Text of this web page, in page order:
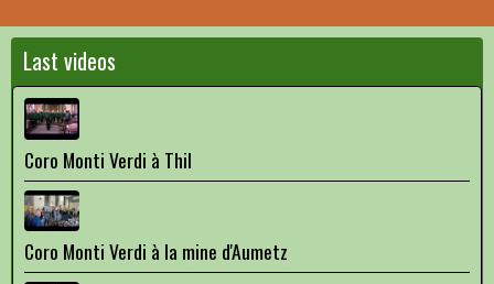
Last videos
Coro Monti Verdi à Thil
Coro Monti Verdi à la mine d'Aumetz